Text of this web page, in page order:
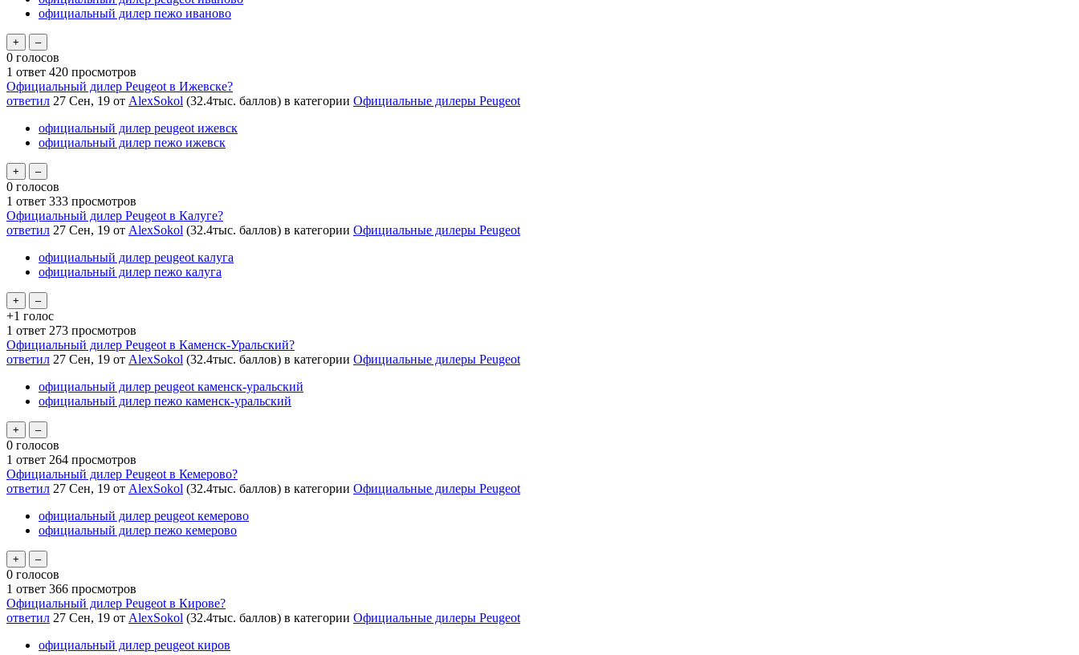
официальный дилер пежо иваново
0 голосов
1 ответ 420 просмотров
Официальный дилер Peugeot в Ижевске?
ответил 27 Сен, 19 от AlexSokol (32.4тыс. баллов) в категории Официальные дилеры Peugeot
официальный дилер peugeot ижевск
официальный дилер пежо ижевск
0 голосов
1 ответ 333 просмотров
Официальный дилер Peugeot в Калуге?
ответил 27 Сен, 19 от AlexSokol (32.4тыс. баллов) в категории Официальные дилеры Peugeot
официальный дилер peugeot калуга
официальный дилер пежо калуга
+1 голос
1 ответ 273 просмотров
Официальный дилер Peugeot в Каменск-Уральский?
ответил 27 Сен, 19 от AlexSokol (32.4тыс. баллов) в категории Официальные дилеры Peugeot
официальный дилер peugeot каменск-уральский
официальный дилер пежо каменск-уральский
0 голосов
1 ответ 264 просмотров
Официальный дилер Peugeot в Кемерово?
ответил 27 Сен, 19 от AlexSokol (32.4тыс. баллов) в категории Официальные дилеры Peugeot
официальный дилер peugeot кемерово
официальный дилер пежо кемерово
0 голосов
1 ответ 366 просмотров
Официальный дилер Peugeot в Кирове?
ответил 27 Сен, 19 от AlexSokol (32.4тыс. баллов) в категории Официальные дилеры Peugeot
официальный дилер peugeot киров